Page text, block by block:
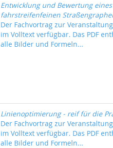
Entwicklung und Bewertung eines
fahrstreifenfeinen
Der Fachvortrag zur
im Volltext verfügbar. Das PDF
alle Bilder und Formeln...
Linienoptimierung - reif für die
Der Fachvortrag zur
im Volltext verfügbar. Das PDF
alle Bilder und Formeln...